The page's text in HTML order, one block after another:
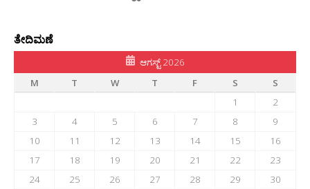
ತೇದಿಮಣೆ
ಆಗಸ್ಟ್ 2026
M
T W T F S
S
1
2
3
4 5 6 7 8
9
10
11 12 13 14 15
16
17
18 19 20 21 22
23
24
25 26 27 28 29
30